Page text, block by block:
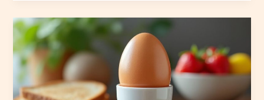
Un
œuf,
ça
représente
combien
de